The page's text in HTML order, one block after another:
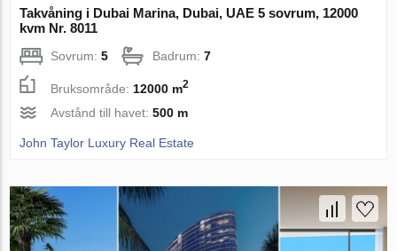
Takvåning i Dubai Marina, Dubai, UAE 5 sovrum, 12000
kvm Nr. 8011
Sovrum:5 Badrum:7
Bruksområde: 12000 m2
Avstånd till havet:500 m
John Taylor Luxury Real Estate